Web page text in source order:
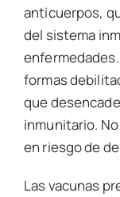
anticuerpos,
del sistema
formas
que
inmunitario.
en riesgo de
Las vacunas